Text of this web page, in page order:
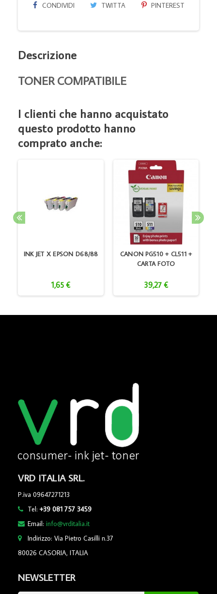
CONDIVIDI TWITTA PINTEREST
Descrizione
TONER COMPATIBILE
I clienti che hanno acquistato
questo prodotto hanno
comprato anche:
INK JET X EPSON D68/88
1,65 €
CANON PG510 + CL511 +
CARTA FOTO
39,27 €
VRD ITALIA SRL.
P.iva 09647271213
Tel:+39 081 757 3459
Email:info@vrditalia.it
Indirizzo: Via Pietro Casilli n.37
80026 CASORIA, ITALIA
NEWSLETTER